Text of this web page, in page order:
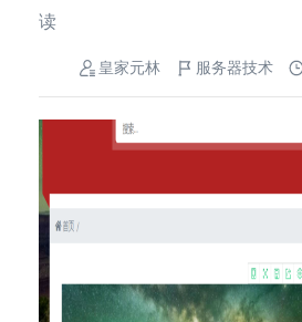
读
皇家元林 服务器技术